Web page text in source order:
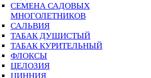
СЕМЕНА САДОВЫХ
МНОГОЛЕТНИКОВ
САЛЬВИЯ
ТАБАК ДУШИСТЫЙ
ТАБАК КУРИТЕЛЬНЫЙ
ФЛОКСЫ
ЦЕЛОЗИЯ
ЦИННИЯ